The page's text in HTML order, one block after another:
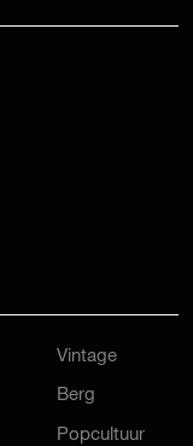
Vintage
Berg
Popcultuur